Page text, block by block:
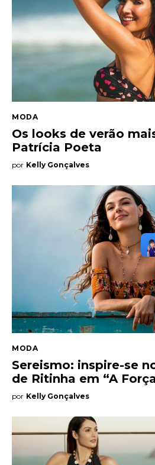
MODA
Os looks de verão
Patrícia Poeta
por Kelly Gonçalves
MODA
Sereismo: inspire-se
de Ritinha em “A
por Kelly Gonçalves